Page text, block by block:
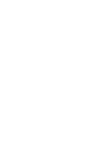
Venda em região
informações
São Paulo? Entre